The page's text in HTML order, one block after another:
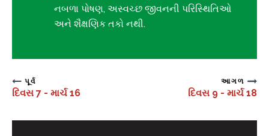
નબળા પોષણ, અસ્વચ્છ જીવનની પરિસ્થિતિઓ
અને શૈક્ષણિક તકો નથી.
પૂર્વ
દિવસ 7 - માર્ચ 16
આગળ
દિવસ 9 - માર્ચ 18